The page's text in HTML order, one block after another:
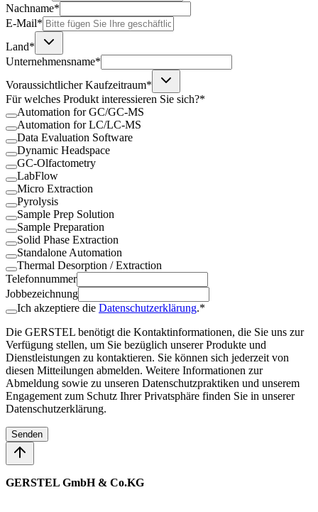
Nachname*
E-Mail*
Land*
Unternehmensname*
Voraussichtlicher Kaufzeitraum*
Für welches Produkt interessieren Sie sich?*
Automation for GC/GC-MS
Automation for LC/LC-MS
Data Evaluation Software
Dynamic Headspace
GC-Olfactometry
LabFlow
Micro Extraction
Pyrolysis
Sample Prep Solution
Sample Preparation
Solid Phase Extraction
Standalone Automation
Thermal Desorption / Extraction
Telefonnummer
Jobbezeichnung
Ich akzeptiere die Datenschutzerklärung.*
Die GERSTEL benötigt die Kontaktinformationen, die Sie uns zur
Verfügung stellen, um Sie bezüglich unserer Produkte und
Dienstleistungen zu kontaktieren. Sie können sich jederzeit von
diesen Mitteilungen abmelden. Weitere Informationen zur
Abmeldung sowie zu unseren Datenschutzpraktiken und unserem
Engagement zum Schutz Ihrer Privatsphäre finden Sie in unserer
Datenschutzerklärung.
Senden
GERSTEL GmbH & Co.KG